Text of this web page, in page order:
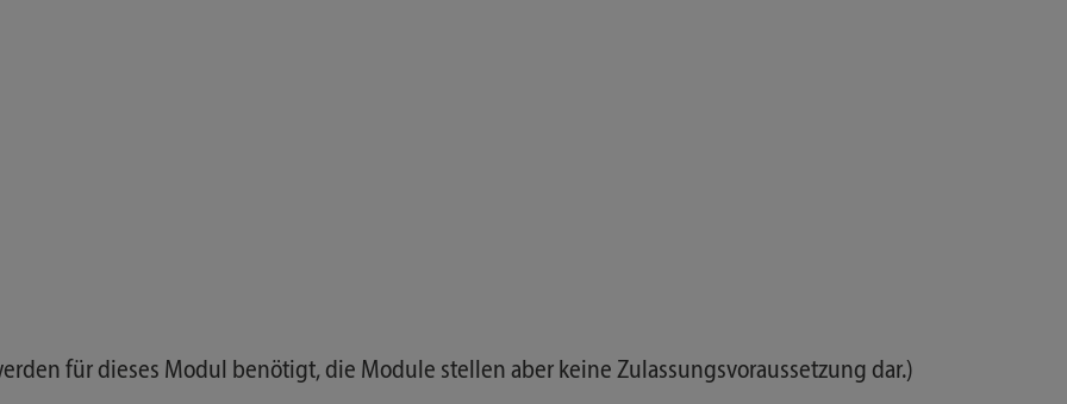
für dieses Modul benötigt, die Module stellen aber keine Zulassungsvoraussetzung dar.)